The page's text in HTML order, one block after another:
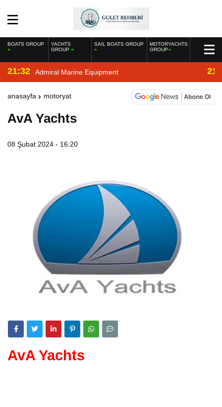
BOATS GROUP
YACHTS
GROUP
SAIL BOATS GROUP
MOTORYACHTS
GROUP
21:32 Admiral Marine Equipment
anasayfa motoryat
AvA Yachts
08 Şubat 2024 - 16:20
AvA Yachts